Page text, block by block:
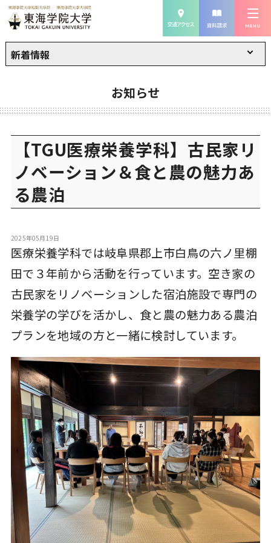
新着情報
お知らせ
【TGU医療栄養学科】古民家リ
ノベーション＆食と農の魅力あ
る農泊
2025年05月19日
医療栄養学科では岐阜県郡上市白鳥の六ノ里棚
田で３年前から活動を行っています。空き家の
古民家をリノベーションした宿泊施設で専門の
栄養学の学びを活かし、食と農の魅力ある農泊
プランを地域の方と一緒に検討しています。